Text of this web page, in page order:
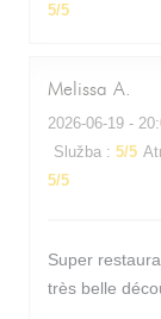
5/5
Melissa A
2026-06-19 -
Služba : 5/5
5/5
Super
très belle